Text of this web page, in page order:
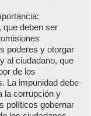
que deben ser
poderes y otorgar
al ciudadano, que
de los
La impunidad debe
la corrupción y
políticos gobernar